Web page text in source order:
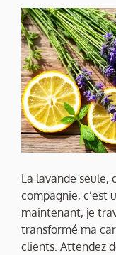
La lavande seule,
compagnie, c’est
maintenant, je
transformé ma
clients. Attendez